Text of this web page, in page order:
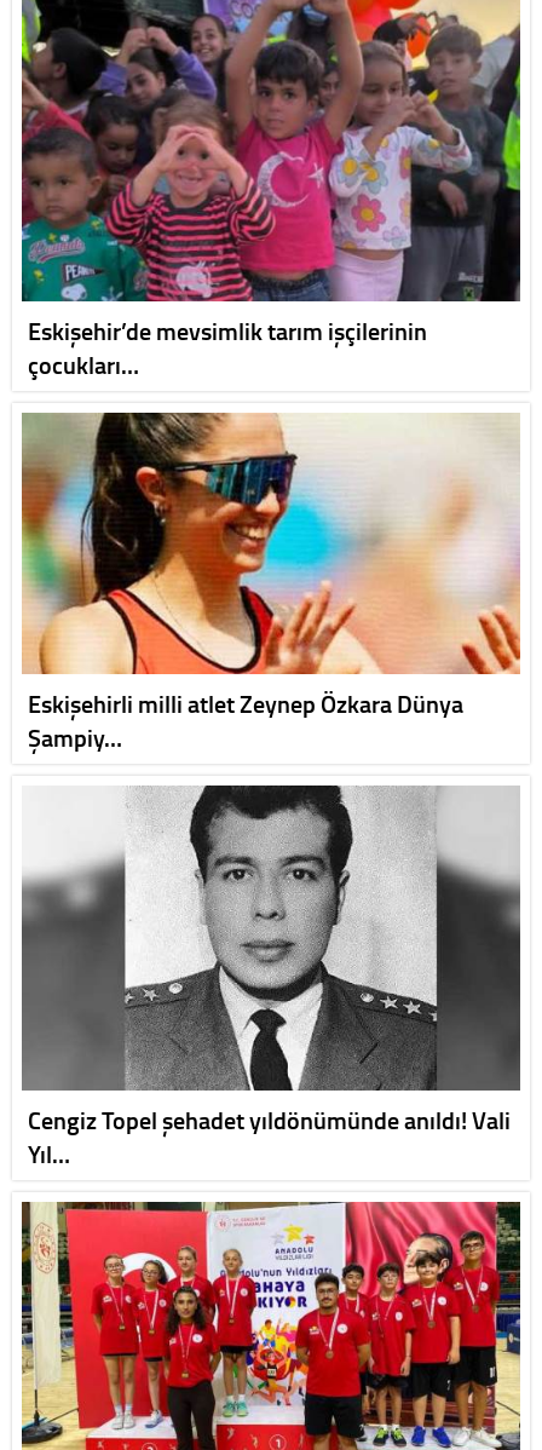
Eskişehir’de mevsimlik tarım işçilerinin
çocukları…
Eskişehirli milli atlet Zeynep Özkara Dünya
Şampiy…
Cengiz Topel şehadet yıldönümünde anıldı! Vali
Yıl…